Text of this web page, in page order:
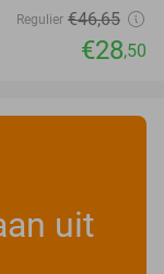
Regulier €46,65
€28,50
uit